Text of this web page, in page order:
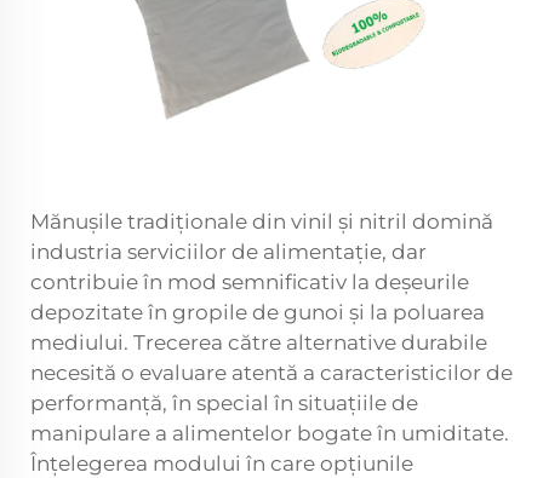
Mănușile tradiționale din vinil și nitril domină
industria serviciilor de alimentație, dar
contribuie în mod semnificativ la deșeurile
depozitate în gropile de gunoi și la poluarea
mediului. Trecerea către alternative durabile
necesită o evaluare atentă a caracteristicilor de
performanță, în special în situațiile de
manipulare a alimentelor bogate în umiditate.
Înțelegerea modului în care opțiunile